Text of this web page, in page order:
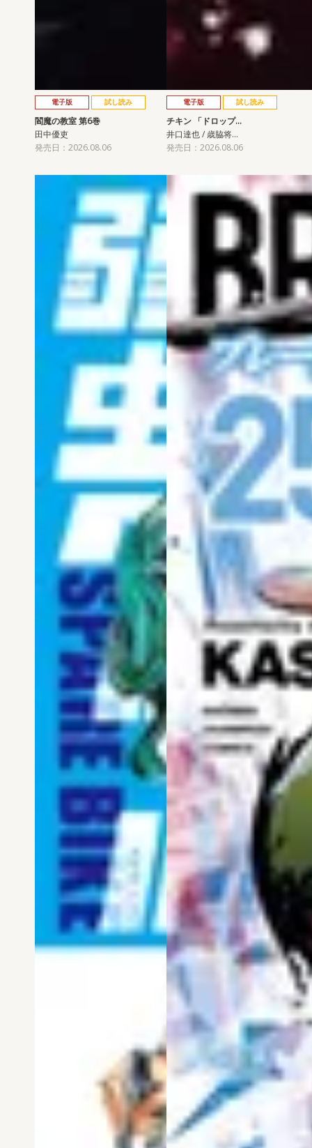
電子版 試し読み
閻魔の教室 第6巻
田中優吏
発売日：2026.08.06
電子版 試し読み
チキン 「ドロップ…
井口達也 / 歳脇将…
発売日：2026.08.06